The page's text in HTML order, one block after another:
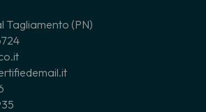
Tagliamento (PN)